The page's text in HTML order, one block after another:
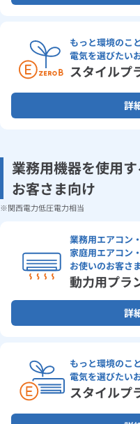
もっと環境のこ
電気を選びたい
スタイルプ
詳
業務用機器を使用す
お客さま向け
関西電力低圧電力相当
業務用エアコン・
家庭用エアコン・
お使いのお客さ
動力用プラ
詳
もっと環境のこ
電気を選びたい
スタイルプ